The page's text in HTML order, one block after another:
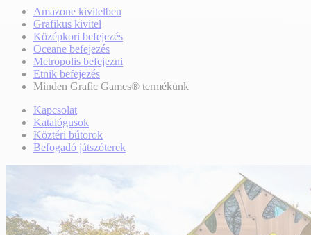
Amazone kivitelben
Grafikus kivitel
Középkori befejezés
Oceane befejezés
Metropolis befejezni
Etnik befejezés
Minden Grafic Games® termékünk
Kapcsolat
Katalógusok
Köztéri bútorok
Befogadó játszóterek